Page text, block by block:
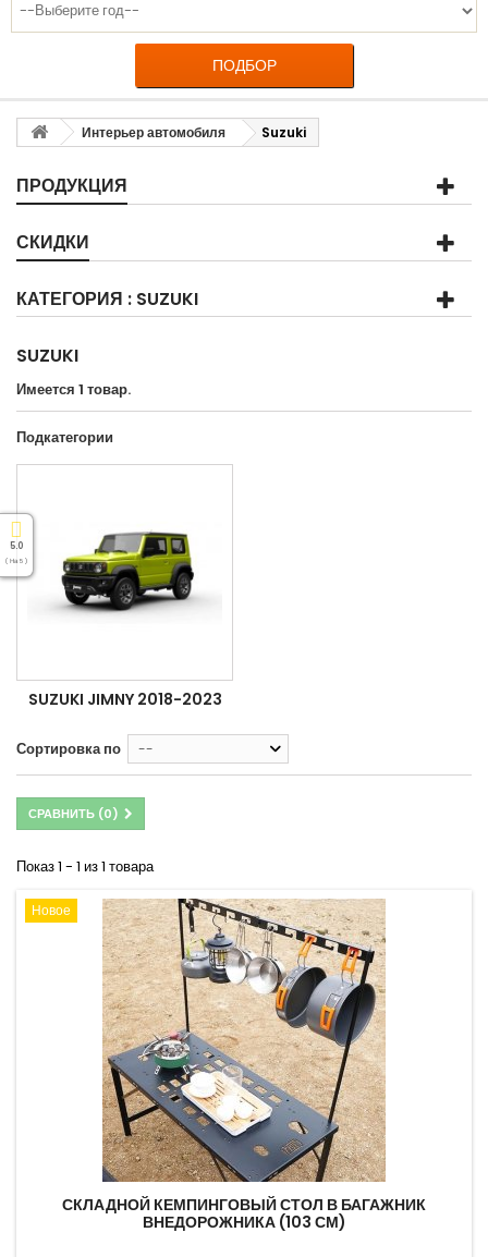
ПОДБОР
Интерьер автомобиля Suzuki
ПРОДУКЦИЯ
СКИДКИ
КАТЕГОРИЯ : SUZUKI
SUZUKI
Имеется 1 товар.
Подкатегории
SUZUKI JIMNY 2018-2023
Сортировка по --
СРАВНИТЬ (0)
Показ 1 - 1 из 1 товара
Новое
СКЛАДНОЙ КЕМПИНГОВЫЙ СТОЛ В БАГАЖНИК
ВНЕДОРОЖНИКА (103 СМ)
5.0
( На 5 )